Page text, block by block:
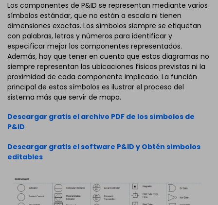
Los componentes de P&ID se representan mediante varios
símbolos estándar, que no están a escala ni tienen
dimensiones exactas. Los símbolos siempre se etiquetan
con palabras, letras y números para identificar y
especificar mejor los componentes representados.
Además, hay que tener en cuenta que estos diagramas no
siempre representan las ubicaciones físicas previstas ni la
proximidad de cada componente implicado. La función
principal de estos símbolos es ilustrar el proceso del
sistema más que servir de mapa.
Descargar gratis el archivo PDF de los símbolos de
P&ID
Descargar gratis el software P&ID y Obtén símbolos
editables